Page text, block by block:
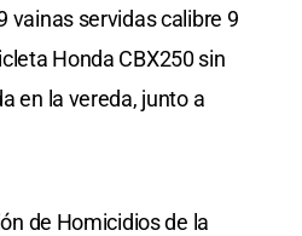
vainas servidas calibre 9
Honda CBX250 sin
en la vereda, junto a
de Homicidios de la